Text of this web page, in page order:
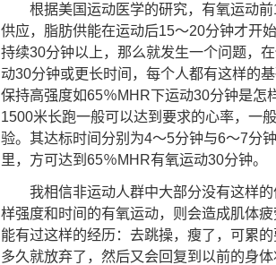
根据美国运动医学的研究，有氧运动前
供应，脂肪供能在运动后15～20分钟才开
持续30分钟以上，那么就发生一个问题，
动30分钟或更长时间，每个人都有这样的
保持高强度如65％MHR下运动30分钟是怎
1500米长跑一般可以达到要求的心率，一
验。其达标时间分别为4～5分钟与6～7分
里，方可达到65％MHR有氧运动30分钟。
我相信非运动人群中大部分没有这样的
样强度和时间的有氧运动，则会造成肌体
能有过这样的经历：去跳操，瘦了，可累
多久就放弃了，然后又会回复到以前的身